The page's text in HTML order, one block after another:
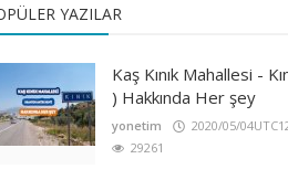
YAZILAR
Kaş Kınık Mahallesi -
) Hakkında Her şey
yonetim 2020/05/
29261